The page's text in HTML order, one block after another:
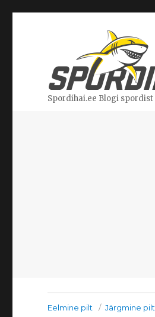
Spordihai.ee Blogi spordist
Eelmine pilt Järgmine pilt